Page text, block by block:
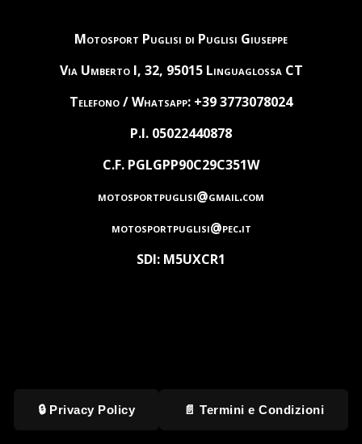
Motosport Puglisi di Puglisi Giuseppe
Via Umberto I, 32, 95015 Linguaglossa CT
Telefono / Whatsapp: +39 3773078024
P.I. 05022440878
C.F. PGLGPP90C29C351W
motosportpuglisi@gmail.com
motosportpuglisi@pec.it
SDI: M5UXCR1
🔒 Privacy Policy 📄 Termini e Condizioni